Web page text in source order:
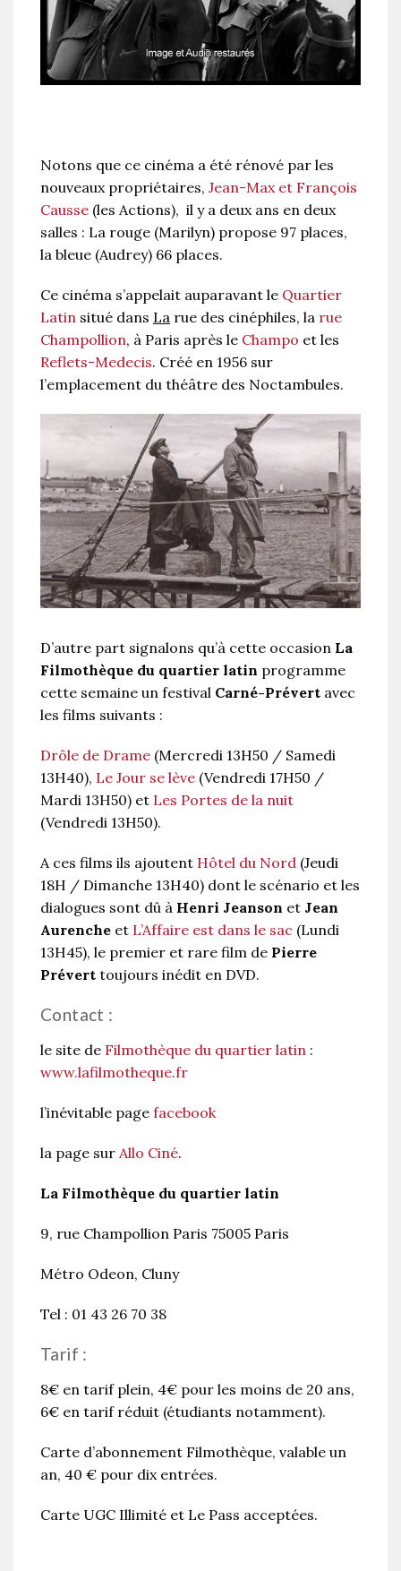
Notons que ce cinéma a été rénové par les
nouveaux propriétaires, Jean-Max et François
Causse (les Actions), il y a deux ans en deux
salles : La rouge (Marilyn) propose 97 places,
la bleue (Audrey) 66 places.
Ce cinéma s’appelait auparavant le Quartier
Latin situé dans La rue des cinéphiles, la rue
Champollion, à Paris après le Champo et les
Reflets-Medecis. Créé en 1956 sur
l’emplacement du théâtre des Noctambules.
D’autre part signalons qu’à cette occasion La
Filmothèque du quartier latin programme
cette semaine un festival Carné-Prévert avec
les films suivants :
Drôle de Drame (Mercredi 13H50 / Samedi
13H40), Le Jour se lève (Vendredi 17H50 /
Mardi 13H50) et Les Portes de la nuit
(Vendredi 13H50).
A ces films ils ajoutent Hôtel du Nord (Jeudi
18H / Dimanche 13H40) dont le scénario et les
dialogues sont dû à Henri Jeanson et Jean
Aurenche et L’Affaire est dans le sac (Lundi
13H45), le premier et rare film de Pierre
Prévert toujours inédit en DVD.
Contact :
le site de Filmothèque du quartier latin :
www.lafilmotheque.fr
l’inévitable page facebook
la page sur Allo Ciné.
La Filmothèque du quartier latin
9, rue Champollion Paris 75005 Paris
Métro Odeon, Cluny
Tel : 01 43 26 70 38
Tarif :
8€ en tarif plein, 4€ pour les moins de 20 ans,
6€ en tarif réduit (étudiants notamment).
Carte d’abonnement Filmothèque, valable un
an, 40 € pour dix entrées.
Carte UGC Illimité et Le Pass acceptées.